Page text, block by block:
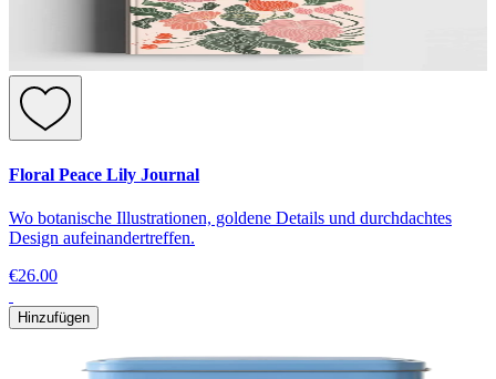
Floral Peace Lily Journal
Wo botanische Illustrationen, goldene Details und durchdachtes
Design aufeinandertreffen.
€26.00
Hinzufügen